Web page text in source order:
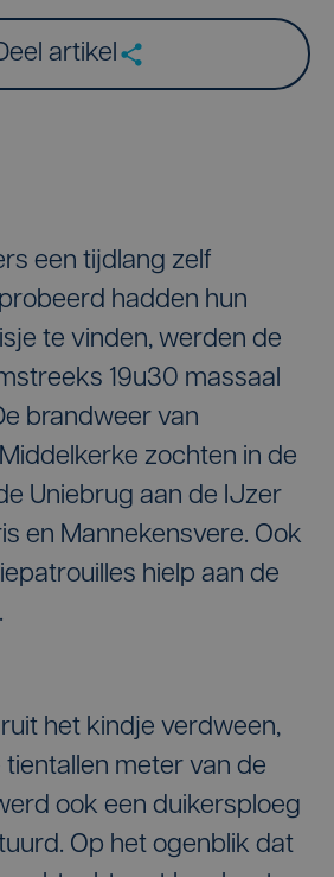
artikel
een tijdlang zelf
hadden hun
te vinden, werden de
19u30 massaal
brandweer van
zochten in de
Uniebrug aan de IJzer
en Mannekensvere. Ook
hielp aan de
het kindje verdween,
meter van de
ook een duikersploeg
Op het ogenblik dat